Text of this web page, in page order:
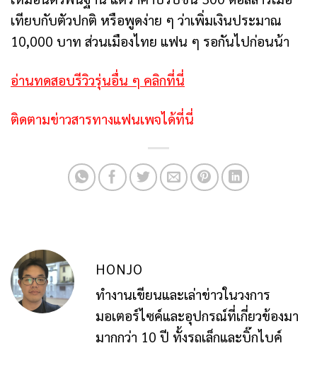
เทียบกับตัวปกติ หรือพูดง่าย ๆ ว่าเพิ่มเงินประมาณ
10,000 บาท ส่วนเมืองไทย แฟน ๆ รอกันไปก่อนน้า
อ่านทดสอบรีวิวรุ่นอื่น ๆ คลิกที่นี่
ติดตามข่าวสารทางแฟนเพจได้ที่นี่
HONJO
ทำงานเขียนและเล่าข่าวในวงการ
มอเตอร์ไซค์และอุปกรณ์ที่เกี่ยวข้องมา
มากกว่า 10 ปี ทั้งรถเล็กและบิ๊กไบค์